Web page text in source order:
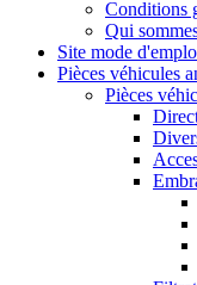
Conditions
Qui
Site mode
Pièces véhicules
Pièces